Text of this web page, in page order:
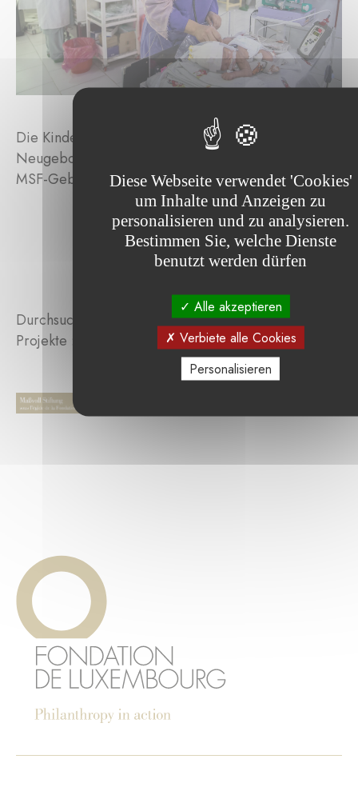
Die Kinderärzte von MSF kümmern sich um
Neugeborene auf der Neonatologie-Station der
MSF-Geburtsklinik in Khost © Oriane Zerah.
Durchsuchen Sie die von der Stiftung unterstützten
Projekte :
Diese Webseite verwendet 'Cookies'
um Inhalte und Anzeigen zu
personalisieren und zu analysieren.
Bestimmen Sie, welche Dienste
benutzt werden dürfen
Alle akzeptieren
Verbiete alle Cookies
Personalisieren